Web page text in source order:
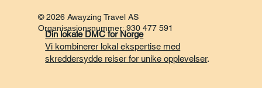
© 2026 Awayzing Travel AS
Organisasjonsnummer: 930 477 591
Din lokale DMC for Norge
Vi kombinerer lokal ekspertise med
skreddersydde reiser for unike opplevelser.